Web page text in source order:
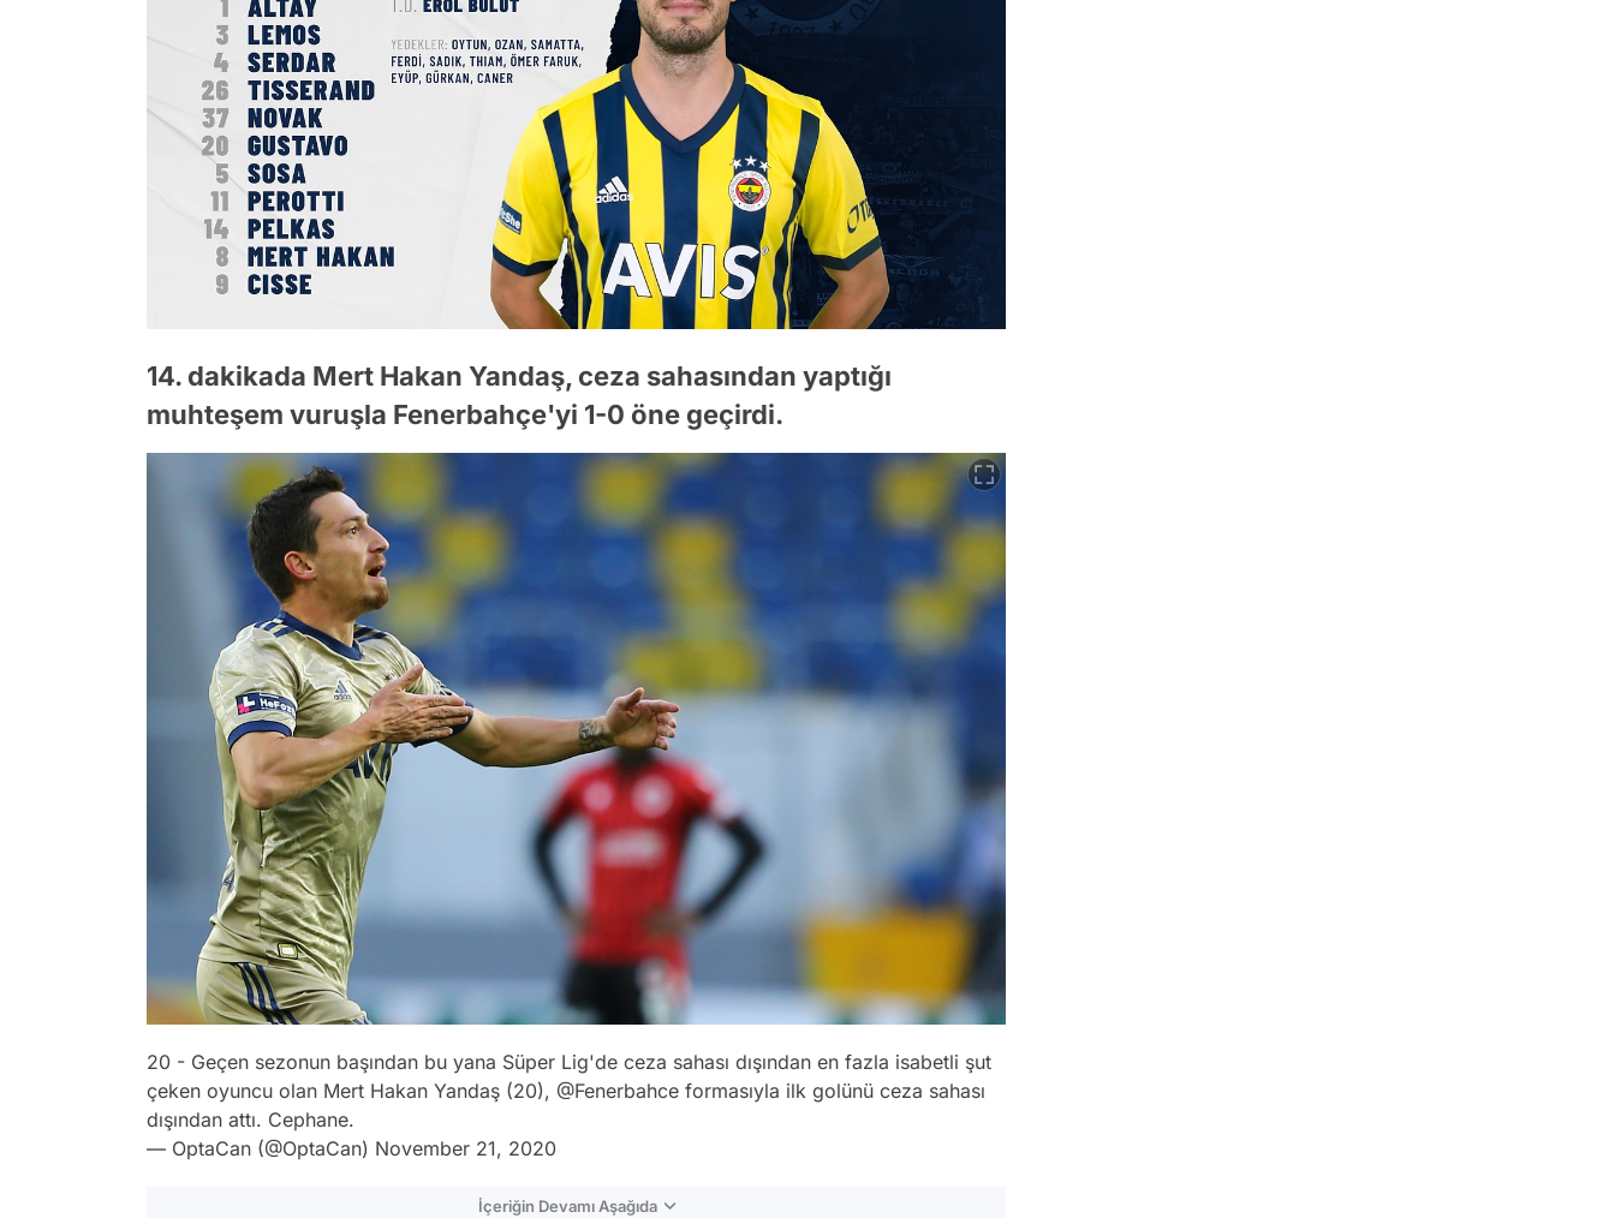
14. dakikada Mert Hakan Yandaş, ceza sahasından yaptığı
muhteşem vuruşla Fenerbahçe'yi 1-0 öne geçirdi.
20 - Geçen sezonun başından bu yana Süper Lig'de ceza sahası dışından en fazla isabetli şut
çeken oyuncu olan Mert Hakan Yandaş (20), @Fenerbahce formasıyla ilk golünü ceza sahası
dışından attı. Cephane.
— OptaCan (@OptaCan) November 21, 2020
İçeriğin Devamı Aşağıda